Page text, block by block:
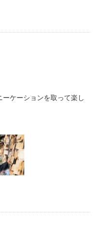
安心して撮影できまし
ケーションを取って楽し